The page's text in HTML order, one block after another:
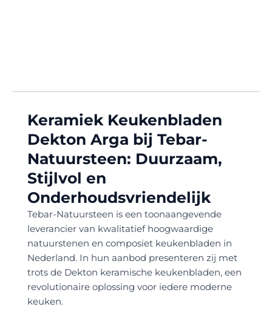
Keramiek Keukenbladen
Dekton Arga bij Tebar-
Natuursteen: Duurzaam,
Stijlvol en
Onderhoudsvriendelijk
Tebar-Natuursteen is een toonaangevende
leverancier van kwalitatief hoogwaardige
natuurstenen en composiet keukenbladen in
Nederland. In hun aanbod presenteren zij met
trots de Dekton keramische keukenbladen, een
revolutionaire oplossing voor iedere moderne
keuken.